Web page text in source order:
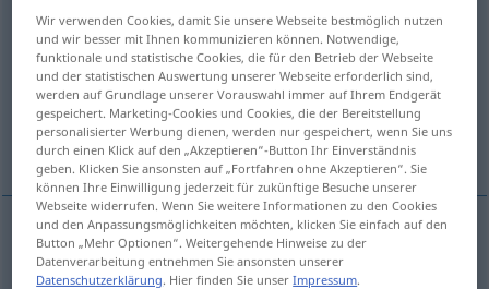
erdreisten
Übersicht aller Übersetzungen
(Für mehr Details die Übersetzung anklicken/antippen)
usuditi se...
Beispiele
sich erdreisten
Wir verwenden Cookies, damit Sie unsere Webseite bestmöglich nutzen
und wir besser mit Ihnen kommunizieren können. Notwendige,
funktionale und statistische Cookies, die für den Betrieb der Webseite
und der statistischen Auswertung unserer Webseite erforderlich sind,
werden auf Grundlage unserer Vorauswahl immer auf Ihrem Endgerät
gespeichert. Marketing-Cookies und Cookies, die der Bereitstellung
personalisierter Werbung dienen, werden nur gespeichert, wenn Sie uns
durch einen Klick auf den „Akzeptieren“-Button Ihr Einverständnis
geben. Klicken Sie ansonsten auf „Fortfahren ohne Akzeptieren“. Sie
können Ihre Einwilligung jederzeit für zukünftige Besuche unserer
Webseite widerrufen. Wenn Sie weitere Informationen zu den Cookies
und den Anpassungsmöglichkeiten möchten, klicken Sie einfach auf den
Button „Mehr Optionen“. Weitergehende Hinweise zu der
Datenverarbeitung entnehmen Sie ansonsten unserer
Datenschutzerklärung. Hier finden Sie unserImpressum.